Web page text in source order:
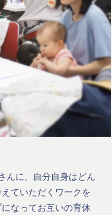
んに、自分自身はどん
ていただくワークを
なってお互いの育休